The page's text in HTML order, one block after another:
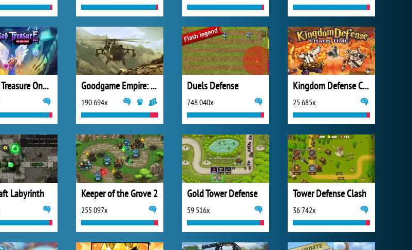
Cursed Treasure One and Half Goodgame Empire: World War 3
190 694x
Duels Defense
748 040x
Kingdom Defense Chaos Time
25 685x
Labyrinth Keeper of the Grove 2
255 097x
Gold Tower Defense
59 516x
Tower Defense Clash
36 742x